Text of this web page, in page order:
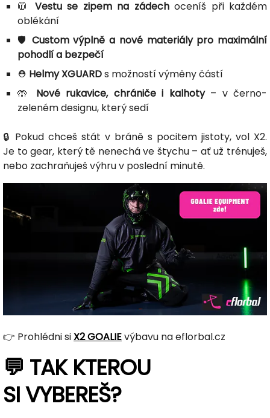
🧥 Vestu se zipem na zádechoceníš při každém
oblékání
🛡️ Custom výplně a nové materiály pro maximální
pohodlí a bezpečí
⛑️ Helmy XGUARDs možností výměny částí
🤲 Nové rukavice, chrániče i kalhoty– v černo-
zeleném designu, který sedí
🔒 Pokud chceš stát v bráně s pocitem jistoty, vol X2.
Je to gear, který tě nenechá ve štychu – ať už trénuješ,
nebo zachraňuješ výhru v poslední minutě.
👉 Prohlédni siX2 GOALIEvýbavu na eflorbal.cz
💬 TAK KTEROU
SI VYBEREŠ?